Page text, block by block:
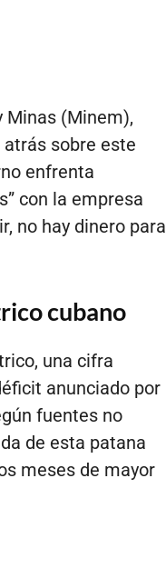
Minas (Minem),
sobre este
enfrenta
con la empresa
no hay dinero para
cubano
una cifra
anunciado por
fuentes no
de esta patana
meses de mayor